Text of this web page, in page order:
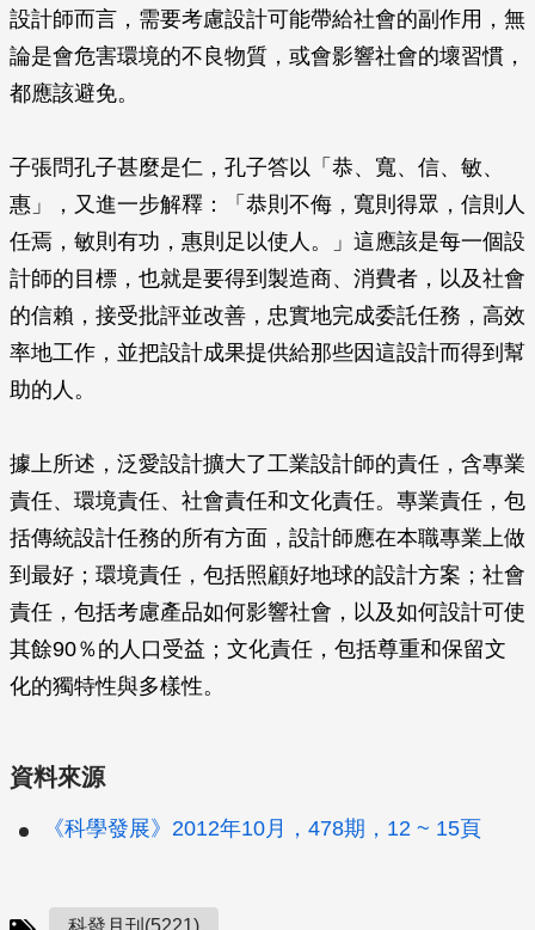
設計師而言，需要考慮設計可能帶給社會的副作用，無
論是會危害環境的不良物質，或會影響社會的壞習慣，
都應該避免。
子張問孔子甚麼是仁，孔子答以「恭、寬、信、敏、
惠」，又進一步解釋：「恭則不侮，寬則得眾，信則人
任焉，敏則有功，惠則足以使人。」這應該是每一個設
計師的目標，也就是要得到製造商、消費者，以及社會
的信賴，接受批評並改善，忠實地完成委託任務，高效
率地工作，並把設計成果提供給那些因這設計而得到幫
助的人。
據上所述，泛愛設計擴大了工業設計師的責任，含專業
責任、環境責任、社會責任和文化責任。專業責任，包
括傳統設計任務的所有方面，設計師應在本職專業上做
到最好；環境責任，包括照顧好地球的設計方案；社會
責任，包括考慮產品如何影響社會，以及如何設計可使
其餘90％的人口受益；文化責任，包括尊重和保留文
化的獨特性與多樣性。
資料來源
《科學發展》2012年10月，478期，12 ~ 15頁
科發月刊(5221)